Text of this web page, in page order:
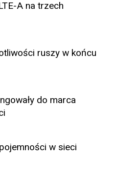
A na trzech
ruszy w końcu
do marca
w sieci